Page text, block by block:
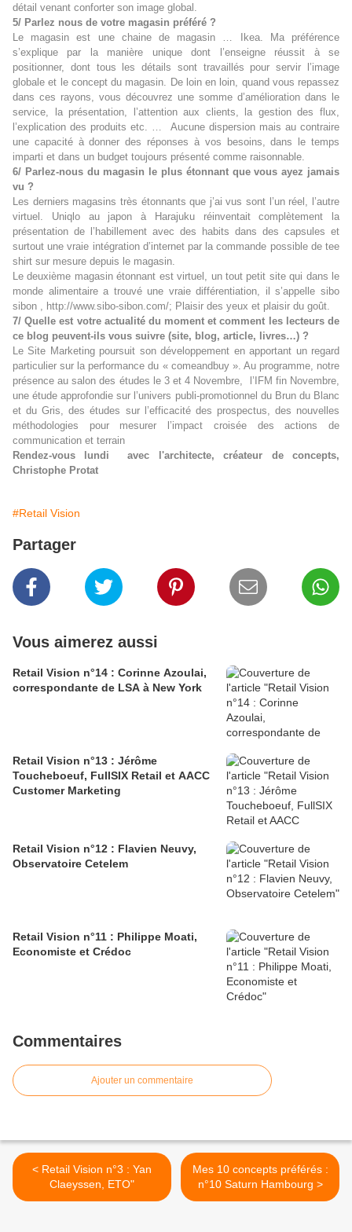
détail venant conforter son image global.
5/ Parlez nous de votre magasin préféré ?
Le magasin est une chaine de magasin … Ikea. Ma préférence
s’explique par la manière unique dont l’enseigne réussit à se
positionner, dont tous les détails sont travaillés pour servir l’image
globale et le concept du magasin. De loin en loin, quand vous repassez
dans ces rayons, vous découvrez une somme d’amélioration dans le
service, la présentation, l’attention aux clients, la gestion des flux,
l’explication des produits etc. …
Aucune dispersion mais au contraire
une capacité à donner des réponses à vos besoins, dans le temps
imparti et dans un budget toujours présenté comme raisonnable.
6/ Parlez-nous du magasin le plus étonnant que vous ayez jamais
vu ?
Les derniers magasins très étonnants que j’ai vus sont l’un réel, l’autre
virtuel. Uniqlo au japon à Harajuku réinventait complètement la
présentation de l’habillement avec des habits dans des capsules et
surtout une vraie intégration d’internet par la commande possible de tee
shirt sur mesure depuis le magasin.
Le deuxième magasin étonnant est virtuel, un tout petit site qui dans le
monde alimentaire a trouvé une vraie différentiation, il s’appelle sibo
sibon , http://www.sibo-sibon.com/; Plaisir des yeux et plaisir du goût.
7/ Quelle est votre actualité du moment et comment les lecteurs de
ce blog peuvent-ils vous suivre (site, blog, article, livres…) ?
Le Site Marketing poursuit son développement en apportant un regard
particulier sur la performance du « comeandbuy ». Au programme, notre
présence au salon des études le 3 et 4 Novembre,
l’IFM fin Novembre,
une étude approfondie sur l’univers publi-promotionnel du Brun du Blanc
et du Gris, des études sur l’efficacité des prospectus, des nouvelles
méthodologies pour mesurer l’impact croisée des actions de
communication et terrain
Rendez-vous lundi avec l'architecte, créateur de concepts,
Christophe Protat
#Retail Vision
Partager
Vous aimerez aussi
Retail Vision n°14 : Corinne Azoulai,
correspondante de LSA à New York
Retail Vision n°13 : Jérôme
Toucheboeuf, FullSIX Retail et AACC
Customer Marketing
Retail Vision n°12 : Flavien Neuvy,
Observatoire Cetelem
Retail Vision n°11 : Philippe Moati,
Economiste et Crédoc
Commentaires
Ajouter un commentaire
< Retail Vision n°3 : Yan
Claeyssen, ETO"
Mes 10 concepts préférés :
n°10 Saturn Hambourg >